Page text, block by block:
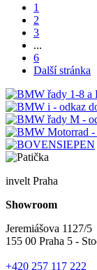
1
2
3
...
6
Další stránka
invelt Praha
Showroom
Jeremiášova 1127/5
155 00 Praha 5 -
+420 257 117 222